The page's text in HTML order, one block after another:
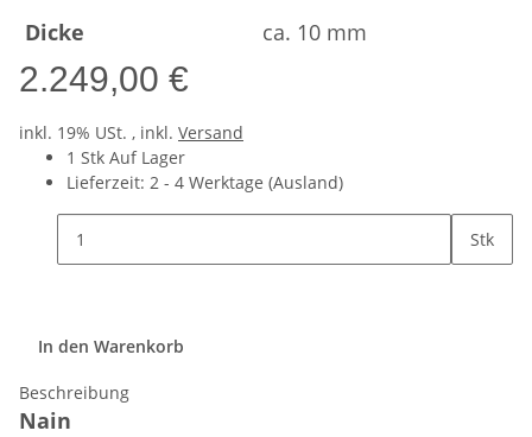
Dicke
ca. 10 mm
2.249,00 €
inkl. 19% USt. , inkl. Versand
1 Stk Auf Lager
Lieferzeit: 2 - 4 Werktage (Ausland)
Stk
In den Warenkorb
Beschreibung
Nain